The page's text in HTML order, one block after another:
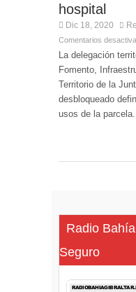
hospital
Dic 18, 2020
Comentarios
La delegación
Fomento,
Territorio de la
desbloqueado
usos de la
Radio
Seguro